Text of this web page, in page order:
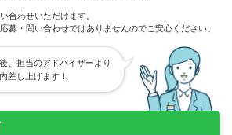
合わせいただけます。
募・問い合わせではありませんのでご安心ください。
、担当のアドバイザーより
差し上げます！